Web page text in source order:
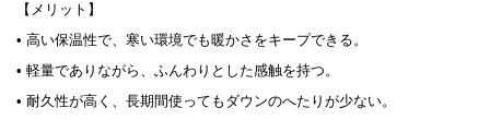
【メリット】
• 高い保温性で、寒い環境でも暖かさをキープできる。
• 軽量でありながら、ふんわりとした感触を持つ。
• 耐久性が高く、長期間使ってもダウンのへたりが少ない。